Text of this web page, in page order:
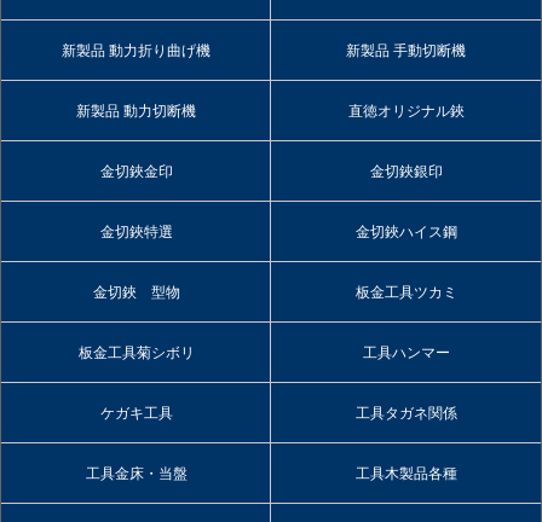
新製品 動力折り曲げ機 新製品 手動切断機
新製品 動力切断機 直徳オリジナル鋏
金切鋏金印 金切鋏銀印
金切鋏特選 金切鋏ハイス鋼
金切鋏 型物 板金工具ツカミ
板金工具菊シボリ 工具ハンマー
ケガキ工具 工具タガネ関係
工具金床・当盤 工具木製品各種